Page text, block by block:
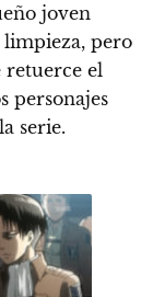
joven
pero
retuerce el
personajes
serie.